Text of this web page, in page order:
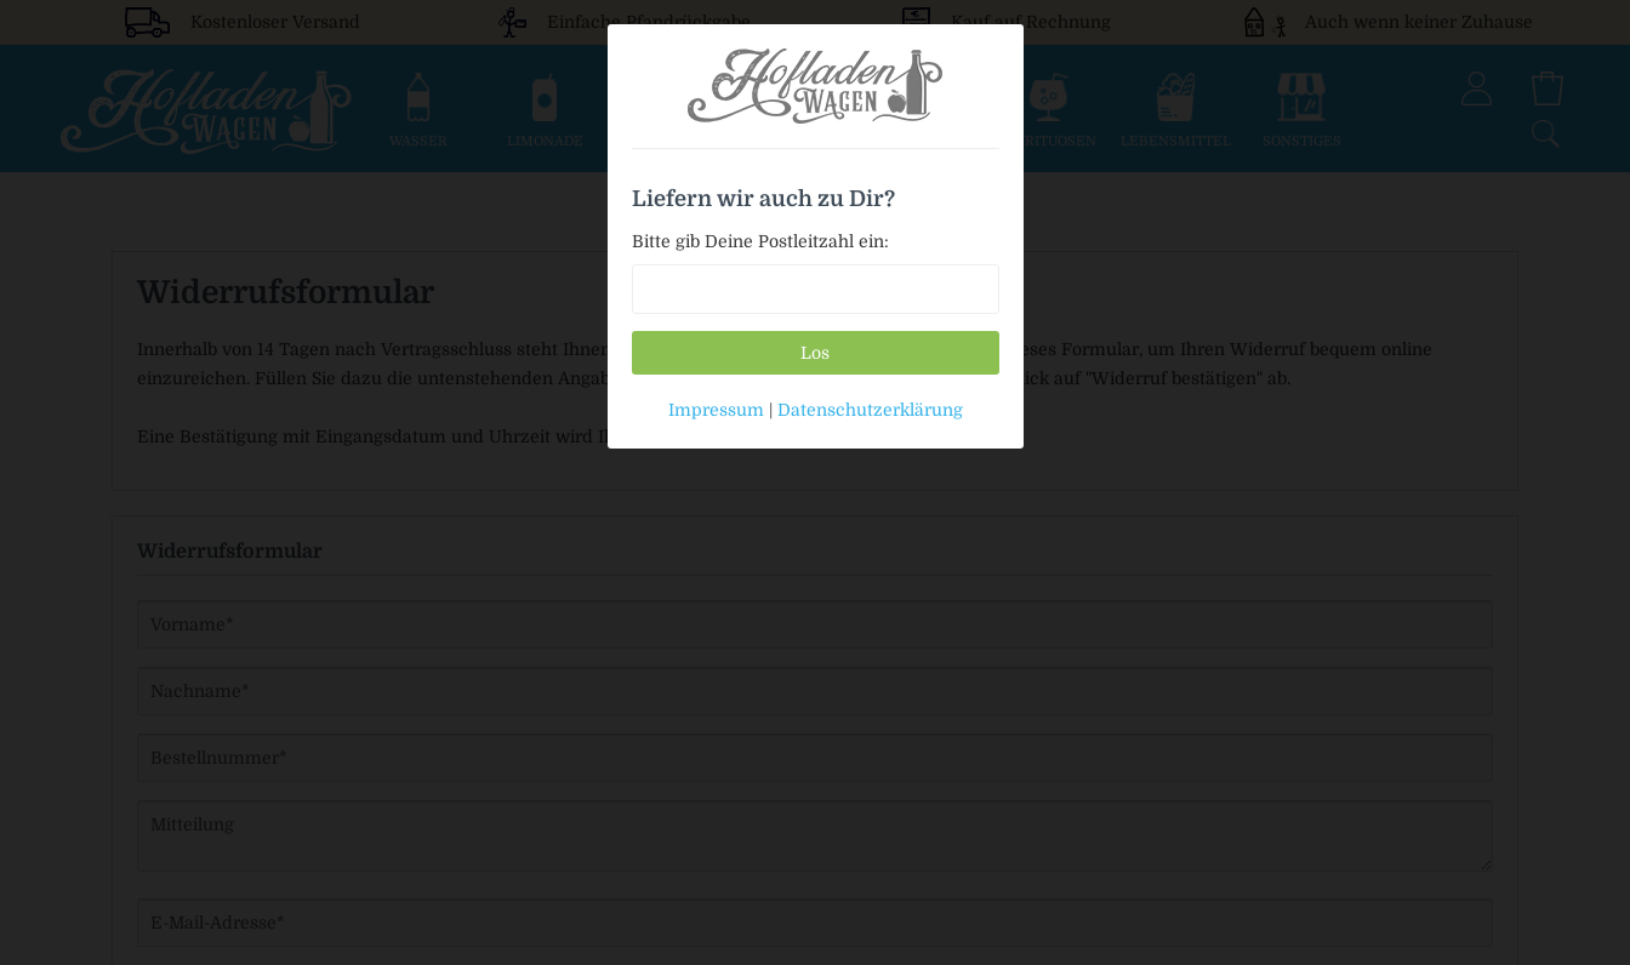
Kostenloser Versand Einfache Pfandrückgabe Kauf auf Rechnung Auch wenn keiner Zuhause
WASSER LIMONADE SPIRITUOSEN LEBENSMITTEL SONSTIGES
Widerrufsformular
Innerhalb von 14 Tagen nach Vertragsschluss steht Ihnen ein gesetzliches Widerrufsrecht zu.Nutzen Sie dieses Formular, um Ihren Widerruf bequem online
einzureichen. Füllen Sie dazu die untenstehenden Angaben aus und senden Sie das Formular mit einem Klick auf "Widerruf bestätigen" ab.
Eine Bestätigung mit Eingangsdatum und Uhrzeit wird Ihnen unmittelbar per E-Mail zugestellt.
Widerrufsformular
Liefern wir auch zu Dir?
Bitte gib Deine Postleitzahl ein:
Los
Impressum | Datenschutzerklärung